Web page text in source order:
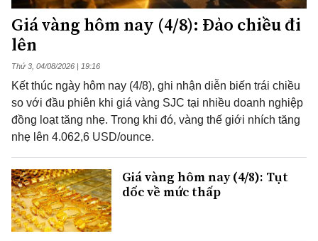
Giá vàng hôm nay (4/8): Đảo chiều đi
lên
Thứ 3, 04/08/2026 | 19:16
Kết thúc ngày hôm nay (4/8), ghi nhận diễn biến trái chiều
so với đầu phiên khi giá vàng SJC tại nhiều doanh nghiệp
đồng loạt tăng nhẹ. Trong khi đó, vàng thế giới nhích tăng
nhẹ lên 4.062,6 USD/ounce.
Giá vàng hôm nay (4/8): Tụt
dốc về mức thấp